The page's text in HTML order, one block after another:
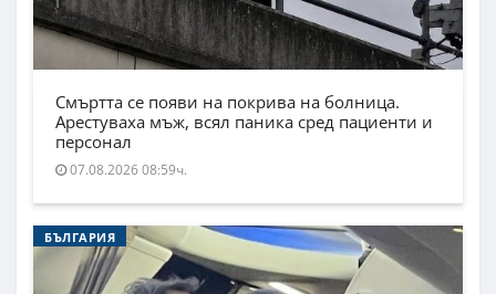
Смъртта се появи на покрива на болница.
Арестуваха мъж, всял паника сред пациенти и
персонал
07.08.2026 08:59ч.
БЪЛГАРИЯ